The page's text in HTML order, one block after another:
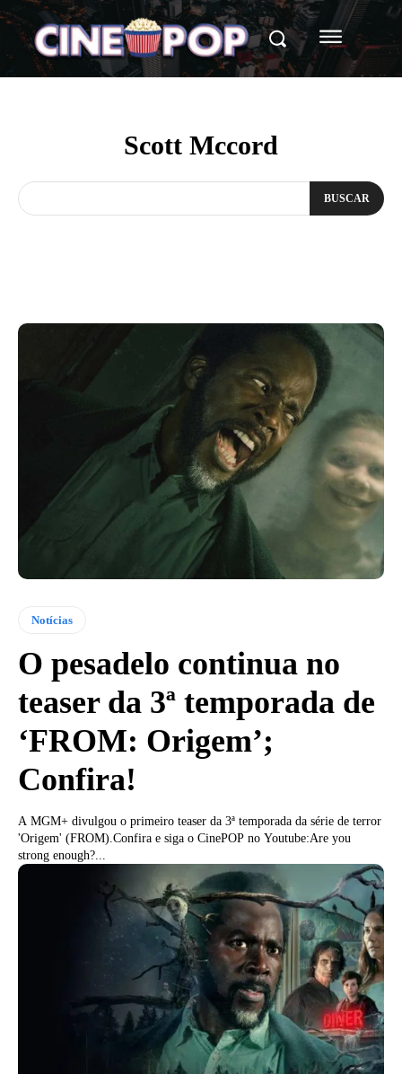
Scott Mccord
BUSCAR
Notícias
O pesadelo continua no
teaser da 3ª temporada de
‘FROM: Origem’;
Confira!
A MGM+ divulgou o primeiro teaser da 3ª temporada da série de terror
'Origem' (FROM).Confira e siga o CinePOP no Youtube:Are you
strong enough?...